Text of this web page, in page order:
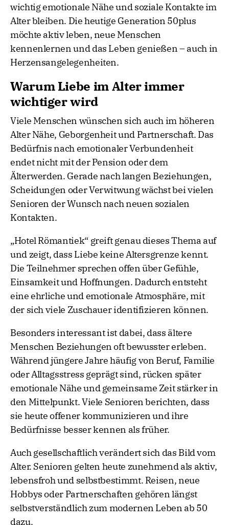
wichtig emotionale Nähe und soziale Kontakte im
Alter bleiben. Die heutige Generation 50plus
möchte aktiv leben, neue Menschen
kennenlernen und das Leben genießen – auch in
Herzensangelegenheiten.
Warum Liebe im Alter immer
wichtiger wird
Viele Menschen wünschen sich auch im höheren
Alter Nähe, Geborgenheit und Partnerschaft. Das
Bedürfnis nach emotionaler Verbundenheit
endet nicht mit der Pension oder dem
Älterwerden. Gerade nach langen Beziehungen,
Scheidungen oder Verwitwung wächst bei vielen
Senioren der Wunsch nach neuen sozialen
Kontakten.
„Hotel Römantiek“ greift genau dieses Thema auf
und zeigt, dass Liebe keine Altersgrenze kennt.
Die Teilnehmer sprechen offen über Gefühle,
Einsamkeit und Hoffnungen. Dadurch entsteht
eine ehrliche und emotionale Atmosphäre, mit
der sich viele Zuschauer identifizieren können.
Besonders interessant ist dabei, dass ältere
Menschen Beziehungen oft bewusster erleben.
Während jüngere Jahre häufig von Beruf, Familie
oder Alltagsstress geprägt sind, rücken später
emotionale Nähe und gemeinsame Zeit stärker in
den Mittelpunkt. Viele Senioren berichten, dass
sie heute offener kommunizieren und ihre
Bedürfnisse besser kennen als früher.
Auch gesellschaftlich verändert sich das Bild vom
Alter. Senioren gelten heute zunehmend als aktiv,
lebensfroh und selbstbestimmt. Reisen, neue
Hobbys oder Partnerschaften gehören längst
selbstverständlich zum modernen Leben ab 50
dazu.